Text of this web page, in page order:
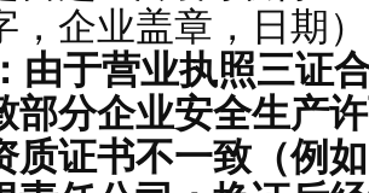
，企业盖章，日期
于营业执照三证
部分企业安全生产
质证书不一致（例